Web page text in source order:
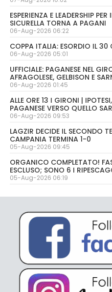
ESPERIENZA E LEADERSHIP
SICURELLA TORNA A PAGANI
06-Aug-2026 06:22
COPPA ITALIA: ESORDIO IL 30
06-Aug-2026 05:01
UFFICIALE: PAGANESE NEL
AFRAGOLESE, GELBISON E
06-Aug-2026 01:45
ALLE ORE 13 I GIRONI |
PAGANESE VERSO QUELLO
06-Aug-2026 09:53
LAGZIR DECIDE IL SECONDO
CAMPANIA TERMINA 1-0
05-Aug-2026 09:45
ORGANICO COMPLETATO!
ESCLUSO; SONO 6 I
05-Aug-2026 06:19